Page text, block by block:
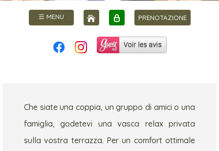
☰ MENU PRENOTAZIONE
Che siate una coppia, un gruppo di amici o una
famiglia, godetevi una vasca relax privata
sulla vostra terrazza. Per un comfort ottimale